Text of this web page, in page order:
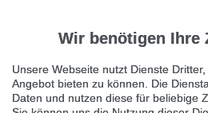
Zeitschriften
Reisebücher
Wir benötigen Ihre
Unsere Webseite nutzt Dienste
Angebot bieten zu können. Die
Daten und nutzen diese für beliebige